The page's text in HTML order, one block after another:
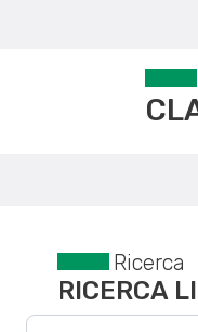
Ricerca
RICERCA